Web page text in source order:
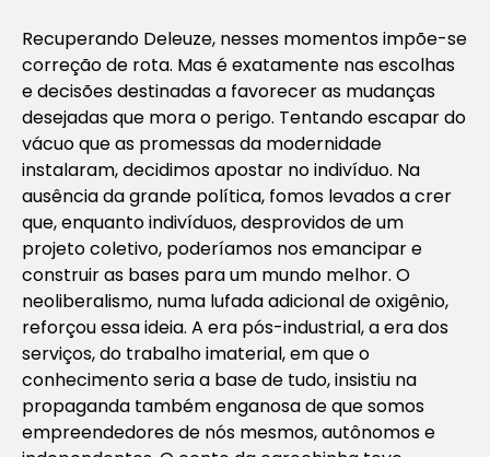
Recuperando Deleuze, nesses momentos impõe-se
correção de rota. Mas é exatamente nas escolhas
e decisões destinadas a favorecer as mudanças
desejadas que mora o perigo. Tentando escapar do
vácuo que as promessas da modernidade
instalaram, decidimos apostar no indivíduo. Na
ausência da grande política, fomos levados a crer
que, enquanto indivíduos, desprovidos de um
projeto coletivo, poderíamos nos emancipar e
construir as bases para um mundo melhor. O
neoliberalismo, numa lufada adicional de oxigênio,
reforçou essa ideia. A era pós-industrial, a era dos
serviços, do trabalho imaterial, em que o
conhecimento seria a base de tudo, insistiu na
propaganda também enganosa de que somos
empreendedores de nós mesmos, autônomos e